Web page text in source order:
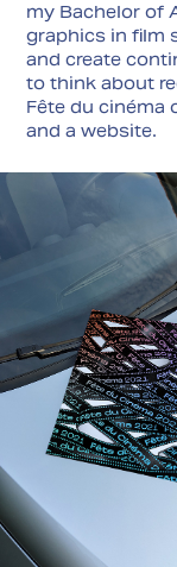
my Bachelor of
graphics in film
and create
to think about
Fête du cinéma
and a website.